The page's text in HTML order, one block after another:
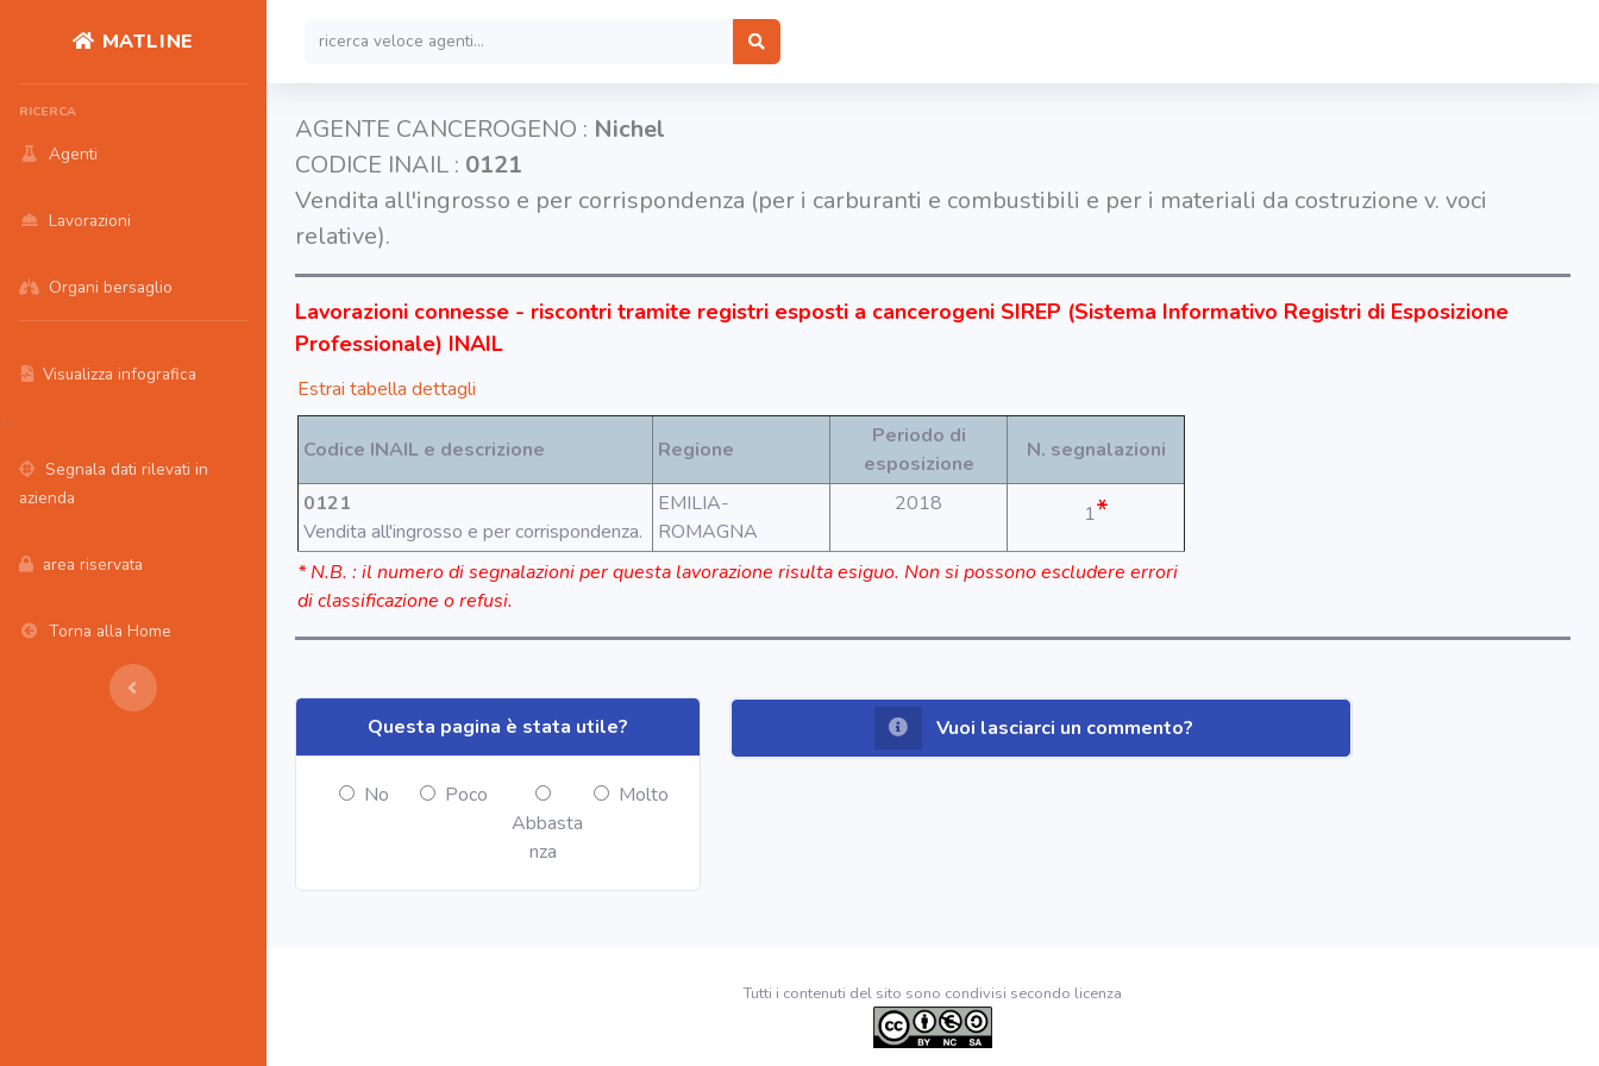
MATLINE
RICERCA
Agenti
Lavorazioni
Organi bersaglio
Visualizza infografica
-
Segnala dati rilevati in
azienda
area riservata
Torna alla Home
AGENTE CANCEROGENO : Nichel
CODICE INAIL : 0121
Vendita all'ingrosso e per corrispondenza (per i carburanti e combustibili e per i materiali da costruzione v. voci
relative).
Lavorazioni connesse - riscontri tramite registri esposti a cancerogeni SIREP (Sistema Informativo Registri di Esposizione
Professionale) INAIL
Estrai tabella dettagli
Codice INAIL e descrizione Regione
Periodo di
esposizione
N. segnalazioni
0121
Vendita all'ingrosso e per corrispondenza.
EMILIA-
ROMAGNA
2018 1*
* N.B. : il numero di segnalazioni per questa lavorazione risulta esiguo. Non si possono escludere errori
di classificazione o refusi.
Questa pagina è stata utile?
No
Poco
Abbasta
nza
Molto
Vuoi lasciarci un commento?
Tutti i contenuti del sito sono condivisi secondo licenza